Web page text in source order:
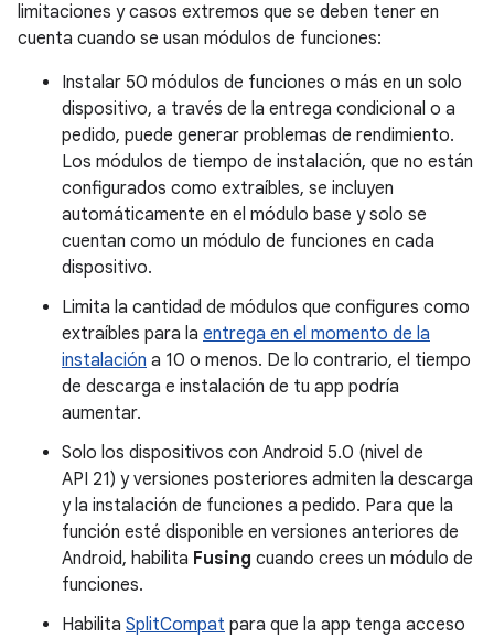
limitaciones y casos extremos que se deben tener en
cuenta cuando se usan módulos de funciones:
Instalar 50 módulos de funciones o más en un solo
dispositivo, a través de la entrega condicional o a
pedido, puede generar problemas de rendimiento.
Los módulos de tiempo de instalación, que no están
configurados como extraíbles, se incluyen
automáticamente en el módulo base y solo se
cuentan como un módulo de funciones en cada
dispositivo.
Limita la cantidad de módulos que configures como
extraíbles para la entrega en el momento de la
instalación a 10 o menos. De lo contrario, el tiempo
de descarga e instalación de tu app podría
aumentar.
Solo los dispositivos con Android 5.0 (nivel de
API 21) y versiones posteriores admiten la descarga
y la instalación de funciones a pedido. Para que la
función esté disponible en versiones anteriores de
Android, habilita Fusing cuando crees un módulo de
funciones.
Habilita SplitCompat para que la app tenga acceso